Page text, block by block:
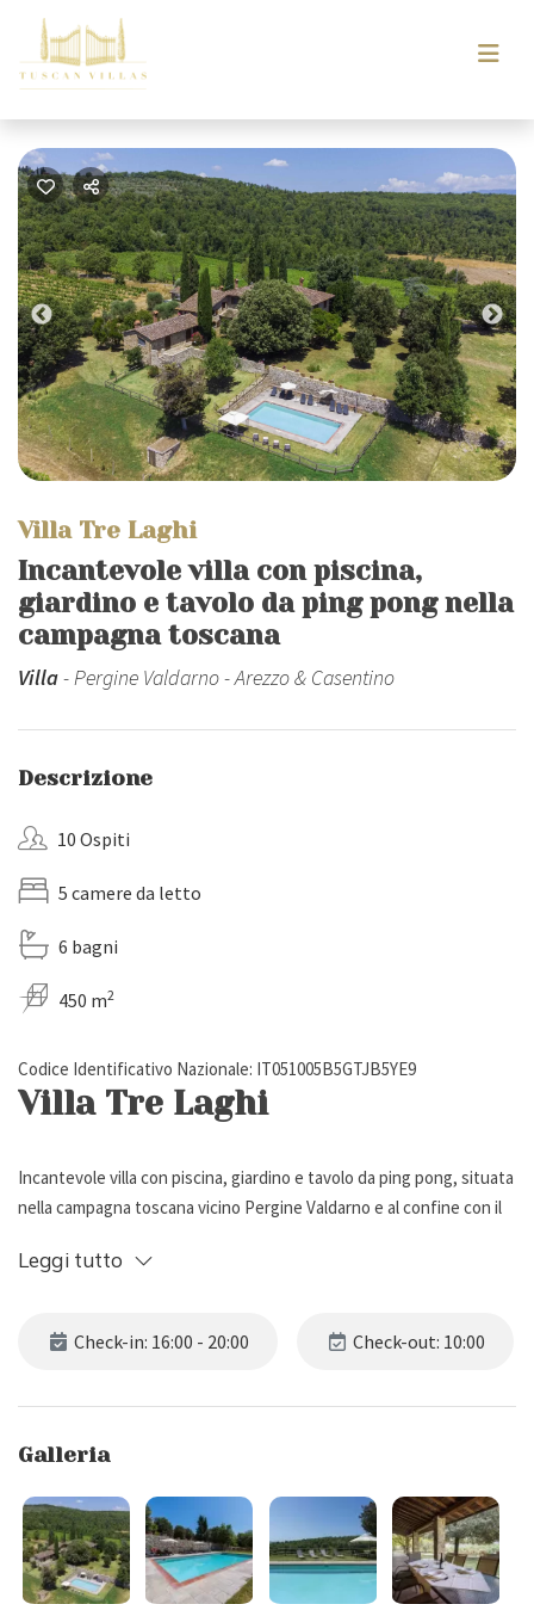
Previous
Villa Tre Laghi
Incantevole villa con piscina,
giardino e tavolo da ping pong nella
campagna toscana
Villa- Pergine Valdarno - Arezzo & Casentino
Descrizione
10 Ospiti
5 camere da letto
6 bagni
450 m2
Codice Identificativo Nazionale: IT051005B5GTJB5YE9
Villa Tre Laghi
Incantevole villa con piscina, giardino e tavolo da ping pong, situata
nella campagna toscana vicino Pergine Valdarno e al confine con il
da letto e 6 bagni.
Descrizione Esterna
Villa Tre Laghi sorge in posizione panoramica su una collina,
da Pergine Valdarno e al confine con l’incantevole territorio del
Chianti.
La proprietà vanta un ampio giardino recintato di circa 1.500 mq,
con prato curato e un grande patio arredato con tavolo da pranzo,
perfetto per gustare piacevoli pasti all’aria aperta. A disposizione
Leggi tutto
Check-in: 16:00 - 20:00 Check-out: 10:00
Galleria